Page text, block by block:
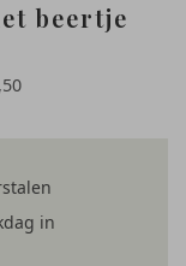
beertje
in